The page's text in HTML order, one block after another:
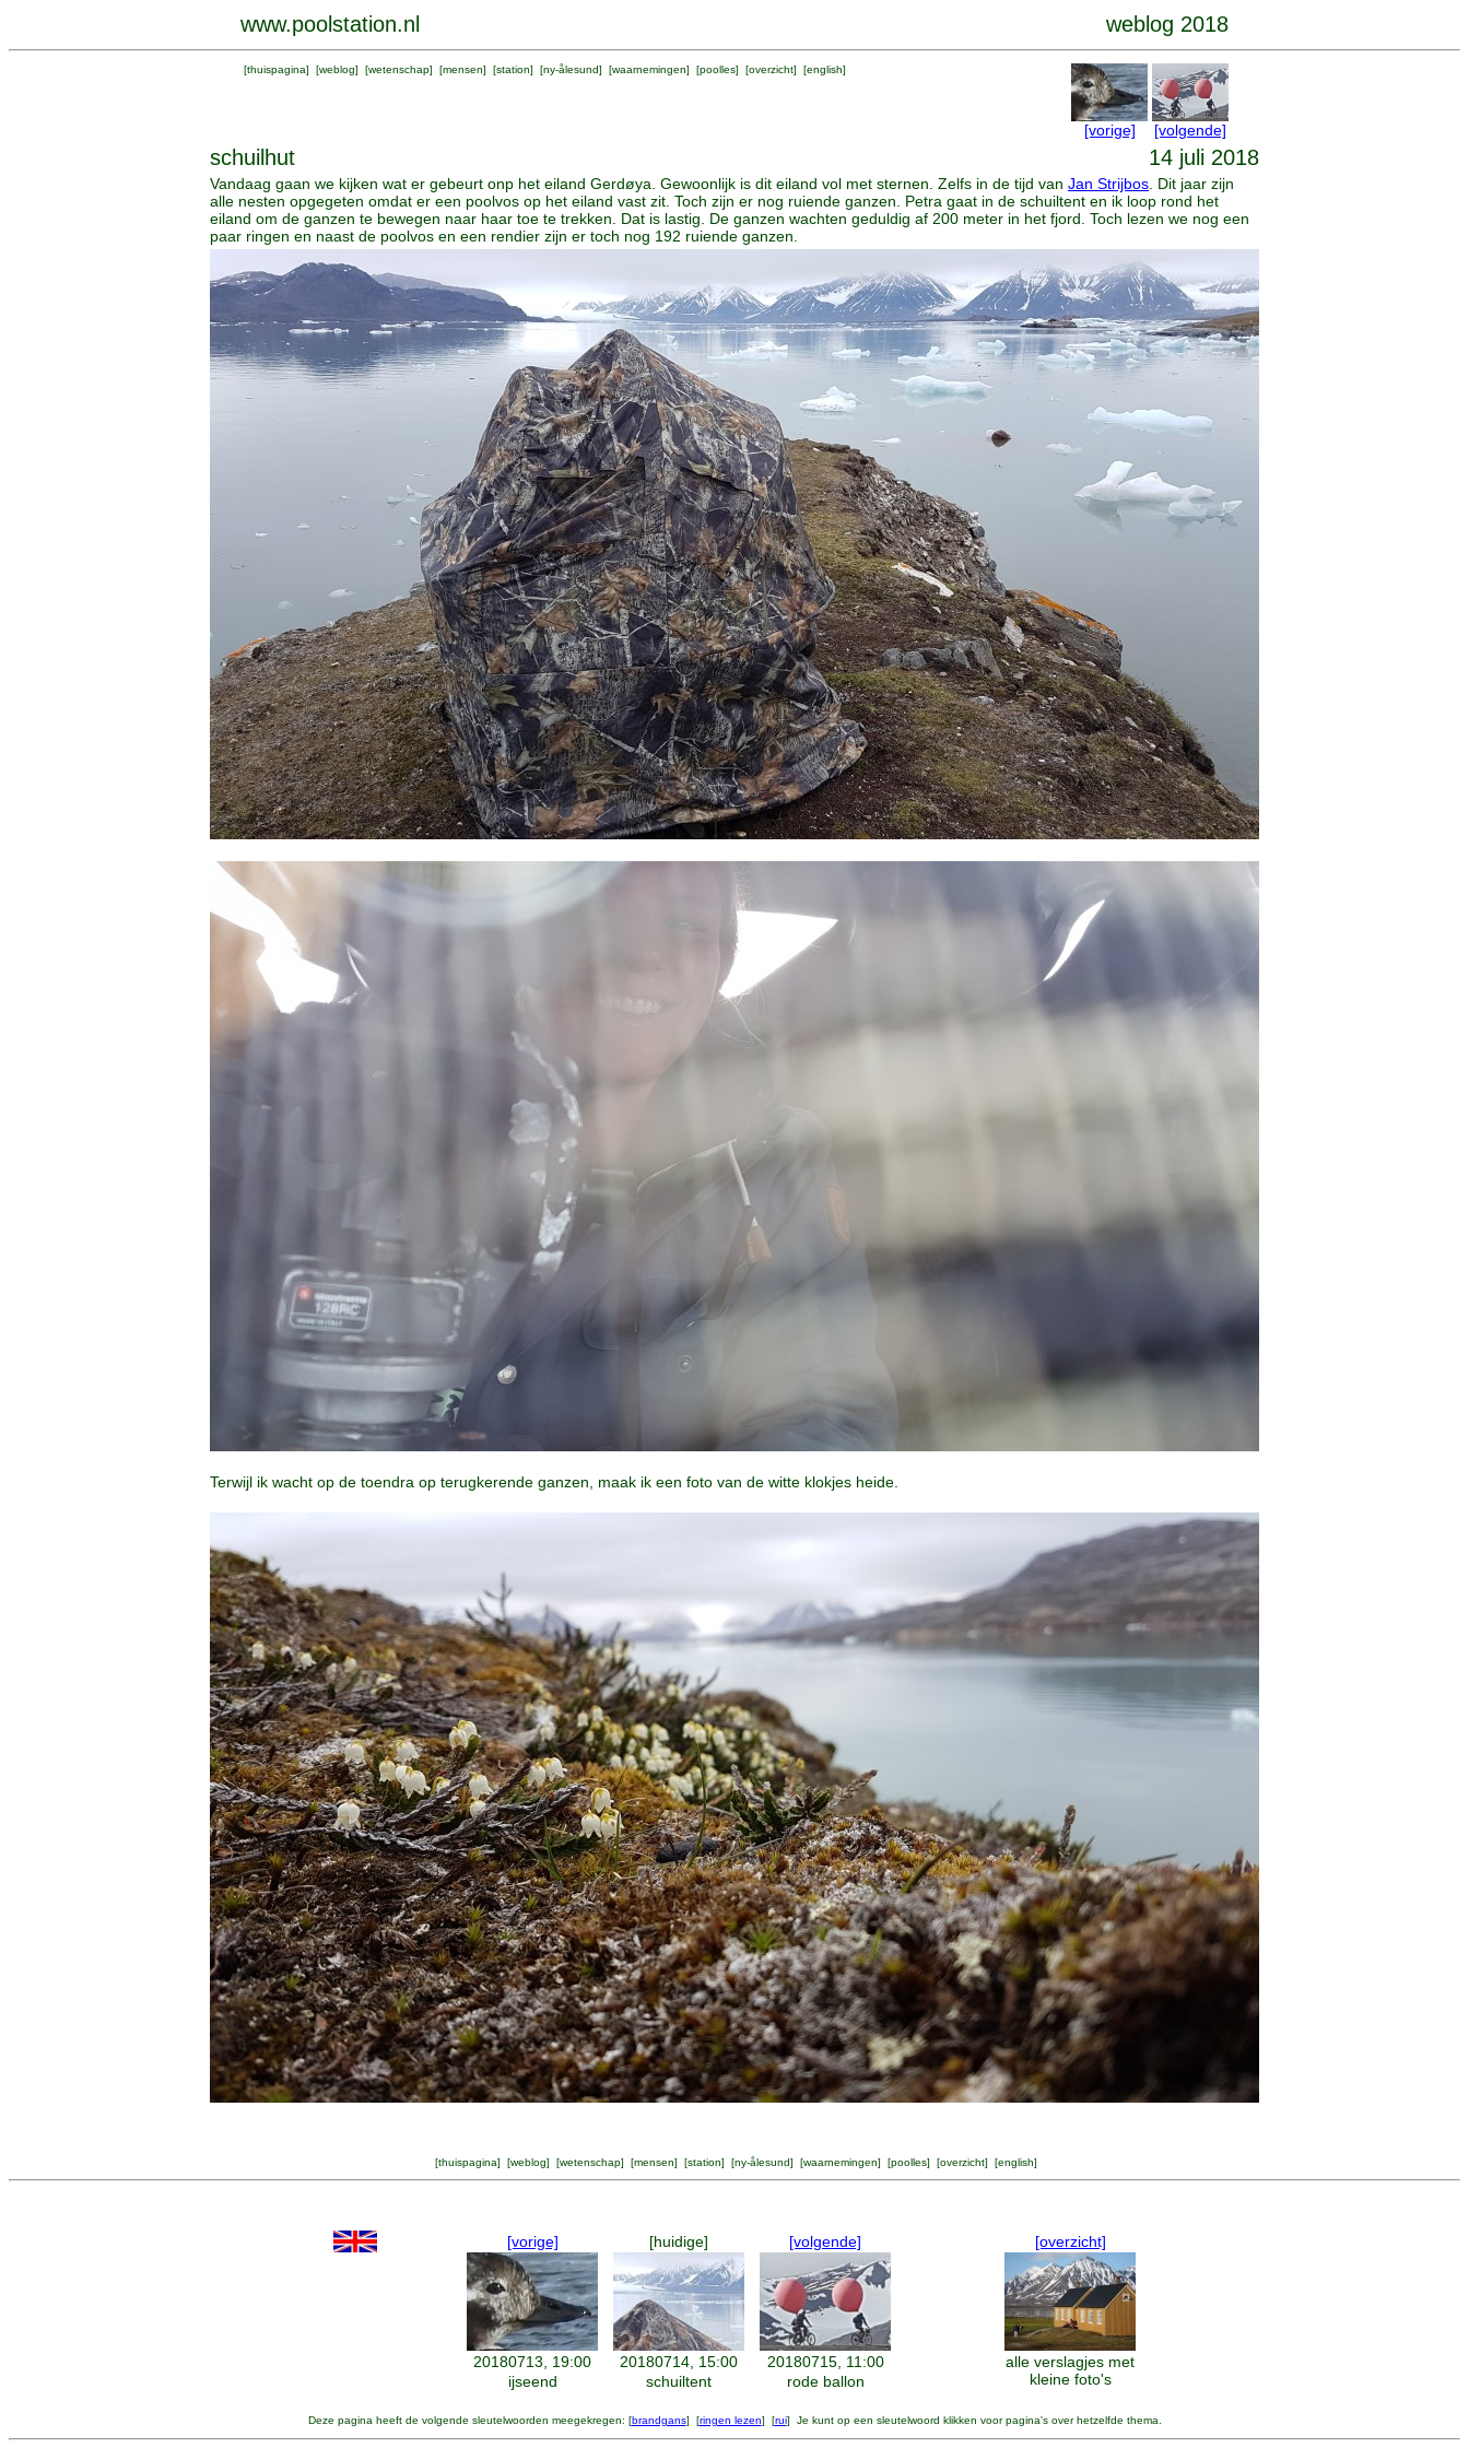
www.poolstation.nl weblog 2018
[thuispagina] [weblog] [wetenschap] [mensen] [station] [ny-ålesund] [waarnemingen] [poolles] [overzicht] [english]
[vorige] [volgende]
schuilhut 14 juli 2018
Vandaag gaan we kijken wat er gebeurt onp het eiland Gerdøya. Gewoonlijk is dit eiland vol met sternen. Zelfs in de tijd van Jan Strijbos . Dit jaar zijn
alle nesten opgegeten omdat er een poolvos op het eiland vast zit. Toch zijn er nog ruiende ganzen. Petra gaat in de schuiltent en ik loop rond het
eiland om de ganzen te bewegen naar haar toe te trekken. Dat is lastig. De ganzen wachten geduldig af 200 meter in het fjord. Toch lezen we nog een
paar ringen en naast de poolvos en een rendier zijn er toch nog 192 ruiende ganzen.
Terwijl ik wacht op de toendra op terugkerende ganzen, maak ik een foto van de witte klokjes heide.
[thuispagina] [weblog] [wetenschap] [mensen] [station] [ny-ålesund] [waarnemingen] [poolles] [overzicht] [english]
[vorige] [huidige] [volgende] [overzicht]
20180713, 19:00 20180714, 15:00 20180715, 11:00
alle verslagjes met
kleine foto's
ijseend schuiltent rode ballon
Deze pagina heeft de volgende sleutelwoorden meegekregen: [brandgans] [ringen lezen] [rui] Je kunt op een sleutelwoord klikken voor pagina's over hetzelfde thema.